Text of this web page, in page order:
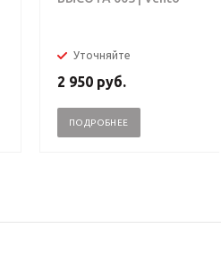
Уточняйте
2 950 руб.
ПОДРОБНЕЕ